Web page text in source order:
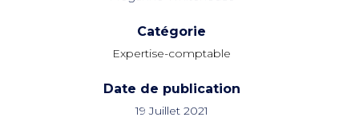
Catégorie
Expertise-comptable
Date de publication
19 Juillet 2021